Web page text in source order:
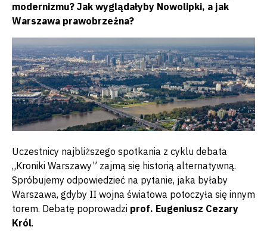
modernizmu? Jak wyglądałyby Nowolipki, a jak
Warszawa prawobrzeżna?
Uczestnicy najbliższego spotkania z cyklu debata
„Kroniki Warszawy” zajmą się historią alternatywną.
Spróbujemy odpowiedzieć na pytanie, jaka byłaby
Warszawa, gdyby II wojna światowa potoczyła się innym
torem. Debatę poprowadzi prof. Eugeniusz Cezary
Król.